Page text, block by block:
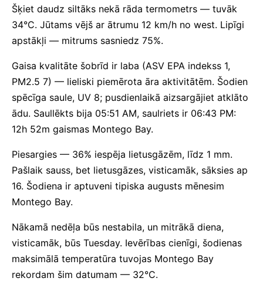
Šķiet daudz siltāks nekā rāda termometrs — tuvāk
34°C. Jūtams vējš ar ātrumu 12 km/h no west. Lipīgi
apstākļi — mitrums sasniedz 75%.
Gaisa kvalitāte šobrīd ir laba (ASV EPA indekss 1,
PM2.5 7) — lieliski piemērota āra aktivitātēm. Šodien
spēcīga saule, UV 8; pusdienlaikā aizsargājiet atklāto
ādu. Saullēkts bija 05:51 AM, saulriets ir 06:43 PM:
12h 52m gaismas Montego Bay.
Piesargies — 36% iespēja lietusgāzēm, līdz 1 mm.
Pašlaik sauss, bet lietusgāzes, visticamāk, sāksies ap
16. Šodiena ir aptuveni tipiska augusts mēnesim
Montego Bay.
Nākamā nedēļa būs nestabila, un mitrākā diena,
visticamāk, būs Tuesday. Ievērības cienīgi, šodienas
maksimālā temperatūra tuvojas Montego Bay
rekordam šim datumam — 32°C.